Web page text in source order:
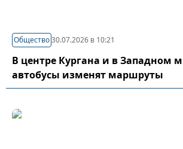
Общество30.07.2026 в 10:21
В центре Кургана и в Западном
автобусы изменят маршруты